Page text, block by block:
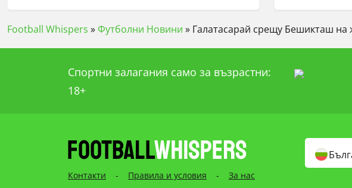
Football Whispers »Футболни Новини » Галатасарай срещу Бешикташ на
Спортни залагания само за възрастни:
18+
Контакти - Правила и условия - За нас